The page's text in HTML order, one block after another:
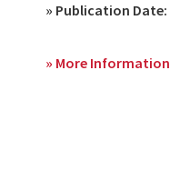
» Publication Date:
» More Information